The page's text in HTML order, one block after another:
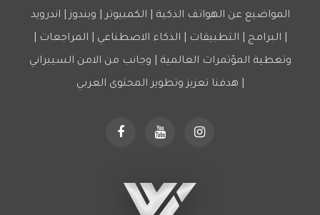
المواضيع عن الهواتف الذكية | الكمبيوتر | ويندوز | اندرويد
| البرامج | التطبيقات | الذكاء الاصطناعي | المراجعات |
وتغطية المؤتمرات العالمية | وجانب من الامن السيبراني
| هدفنا تعزيز وتطوير المحتوى العربي